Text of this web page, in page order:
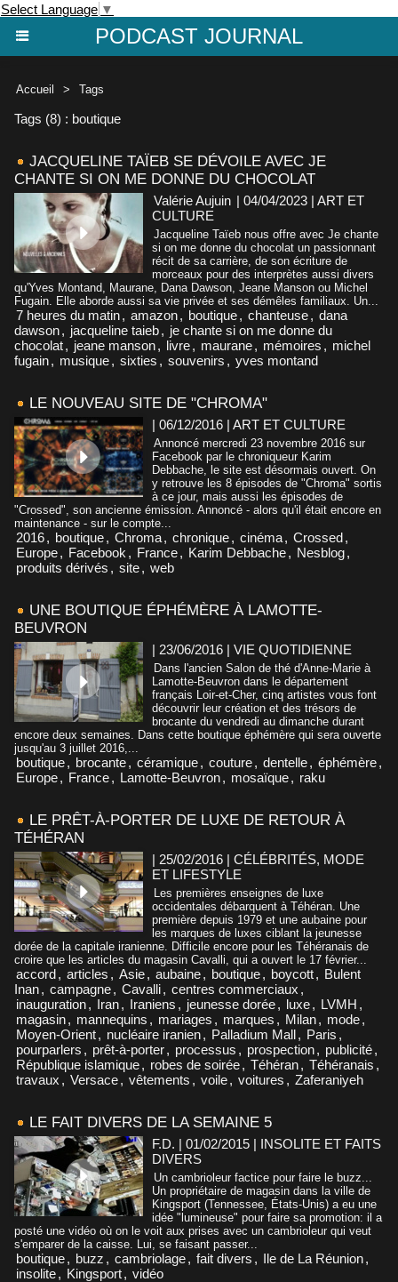
Select Language ▼
PODCAST JOURNAL
Accueil > Tags
Tags (8) : boutique
JACQUELINE TAÏEB SE DÉVOILE AVEC JE
CHANTE SI ON ME DONNE DU CHOCOLAT
Valérie Aujuin | 04/04/2023 | ART ET
CULTURE
Jacqueline Taïeb nous offre avec Je chante
si on me donne du chocolat un passionnant
récit de sa carrière, de son écriture de
morceaux pour des interprètes aussi divers
qu'Yves Montand, Maurane, Dana Dawson, Jeane Manson ou Michel
Fugain. Elle aborde aussi sa vie privée et ses démêles familiaux. Un...
7 heures du matin, amazon, boutique, chanteuse, dana
dawson, jacqueline taieb, je chante si on me donne du
chocolat, jeane manson, livre, maurane, mémoires , michel
fugain, musique, sixties , souvenirs , yves montand
LE NOUVEAU SITE DE "CHROMA"
| 06/12/2016 | ART ET CULTURE
Annoncé mercredi 23 novembre 2016 sur
Facebook par le chroniqueur Karim
Debbache, le site est désormais ouvert. On
y retrouve les 8 épisodes de "Chroma" sortis
à ce jour, mais aussi les épisodes de
"Crossed", son ancienne émission. Annoncé - alors qu'il était encore en
maintenance - sur le compte...
2016, boutique, Chroma, chronique, cinéma, Crossed,
Europe, Facebook , France, Karim Debbache, Nesblog,
produits dérivés , site, web
UNE BOUTIQUE ÉPHÉMÈRE À LAMOTTE-
BEUVRON
| 23/06/2016 | VIE QUOTIDIENNE
Dans l'ancien Salon de thé d'Anne-Marie à
Lamotte-Beuvron dans le département
français Loir-et-Cher, cinq artistes vous font
découvrir leur création et des trésors de
brocante du vendredi au dimanche durant
encore deux semaines. Dans cette boutique éphémère qui sera ouverte
jusqu'au 3 juillet 2016,...
boutique, brocante, céramique, couture, dentelle, éphémère,
Europe, France, Lamotte-Beuvron, mosaïque, raku
LE PRÊT-À-PORTER DE LUXE DE RETOUR À
TÉHÉRAN
| 25/02/2016 | CÉLÉBRITÉS, MODE
ET LIFESTYLE
Les premières enseignes de luxe
occidentales débarquent à Téhéran. Une
première depuis 1979 et une aubaine pour
les marques de luxes ciblant la jeunesse
dorée de la capitale iranienne. Difficile encore pour les Téhéranais de
croire que les articles du magasin Cavalli, qui a ouvert le 17 février...
accord, articles , Asie, aubaine, boutique, boycott, Bulent
Inan, campagne, Cavalli, centres commerciaux ,
inauguration, Iran, Iraniens , jeunesse dorée, luxe, LVMH ,
magasin, mannequins , mariages , marques , Milan, mode,
Moyen-Orient, nucléaire iranien, Palladium Mall, Paris ,
pourparlers , prêt-à-porter, processus , prospection, publicité,
République islamique, robes de soirée, Téhéran, Téhéranais ,
travaux , Versace, vêtements , voile, voitures , Zaferaniyeh
LE FAIT DIVERS DE LA SEMAINE 5
F.D. | 01/02/2015 | INSOLITE ET FAITS
DIVERS
Un cambrioleur factice pour faire le buzz...
Un propriétaire de magasin dans la ville de
Kingsport (Tennessee, États-Unis) a eu une
idée "lumineuse" pour faire sa promotion: il a
posté une vidéo où on le voit aux prises avec un cambrioleur qui veut
s'emparer de la caisse. Lui, se faisant passer...
boutique, buzz , cambriolage, fait divers , Ile de La Réunion,
insolite, Kingsport, vidéo